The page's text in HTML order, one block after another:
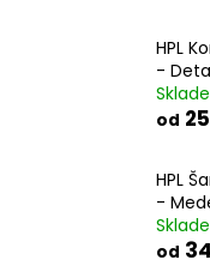
HPL
-
od
HPL
-
od